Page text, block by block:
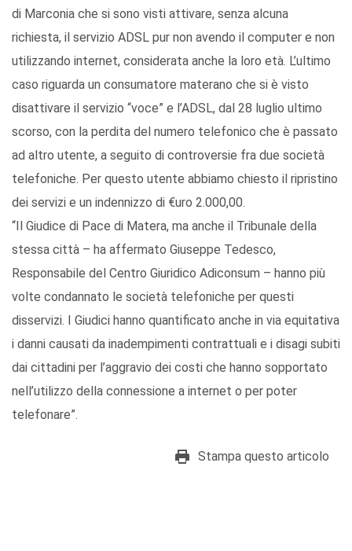
di Marconia che si sono visti attivare, senza alcuna
richiesta, il servizio ADSL pur non avendo il computer e non
utilizzando internet, considerata anche la loro età. L’ultimo
caso riguarda un consumatore materano che si è visto
disattivare il servizio “voce” e l’ADSL, dal 28 luglio ultimo
scorso, con la perdita del numero telefonico che è passato
ad altro utente, a seguito di controversie fra due società
telefoniche. Per questo utente abbiamo chiesto il ripristino
dei servizi e un indennizzo di €uro 2.000,00.
“Il Giudice di Pace di Matera, ma anche il Tribunale della
stessa città – ha affermato Giuseppe Tedesco,
Responsabile del Centro Giuridico Adiconsum – hanno più
volte condannato le società telefoniche per questi
disservizi. I Giudici hanno quantificato anche in via equitativa
i danni causati da inadempimenti contrattuali e i disagi subiti
dai cittadini per l’aggravio dei costi che hanno sopportato
nell’utilizzo della connessione a internet o per poter
telefonare”.
Stampa questo articolo